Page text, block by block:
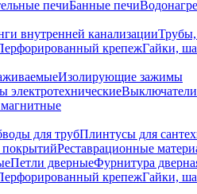
печиБанные печи
внутренней канализации
крепежГайки,
Изолирующие зажимы
для трубПлинтусы для
покрытийРеставрационные
Петли дверныеФурнитура
крепежГайки,